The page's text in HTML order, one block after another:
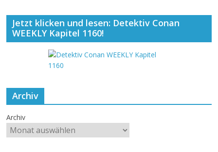
Jetzt klicken und lesen: Detektiv Conan
WEEKLY Kapitel 1160!
Archiv
Archiv